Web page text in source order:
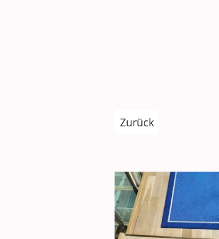
Zurück